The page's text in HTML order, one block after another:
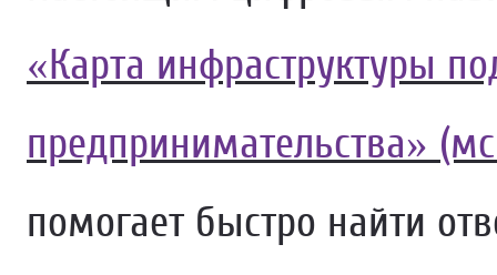
«Карта инфраструктуры
предпринимательства»
помогает быстро найти